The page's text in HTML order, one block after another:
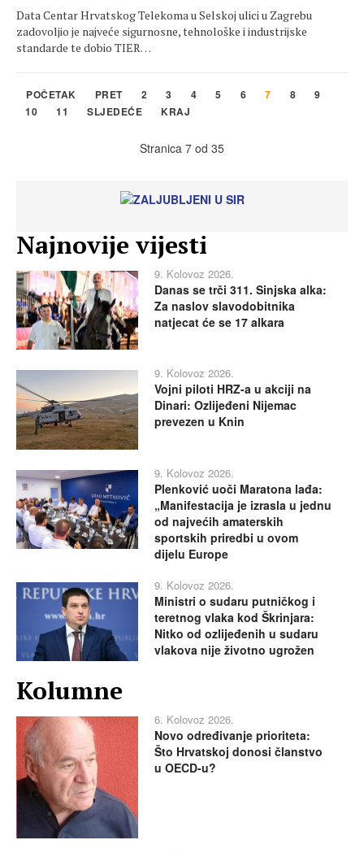
Data Centar Hrvatskog Telekoma u Selskoj ulici u Zagrebu
zadovoljio je najveće sigurnosne, tehnološke i industrijske
standarde te dobio TIER…
POČETAK PRET 2 3 4 5 6 7 8
9
10
11 SLJEDEĆE KRAJ
Stranica 7 od 35
Najnovije vijesti
9. Kolovoz 2026.
Danas se trči 311. Sinjska alka:
Za naslov slavodobitnika
natjecat će se 17 alkara
9. Kolovoz 2026.
Vojni piloti HRZ-a u akciji na
Dinari: Ozlijeđeni Nijemac
prevezen u Knin
9. Kolovoz 2026.
Plenković uoči Maratona lađa:
„Manifestacija je izrasla u jednu
od najvećih amaterskih
sportskih priredbi u ovom
dijelu Europe
9. Kolovoz 2026.
Ministri o sudaru putničkog i
teretnog vlaka kod Škrinjara:
Nitko od ozlijeđenih u sudaru
vlakova nije životno ugrožen
Kolumne
6. Kolovoz 2026.
Novo određivanje prioriteta:
Što Hrvatskoj donosi članstvo
u OECD-u?